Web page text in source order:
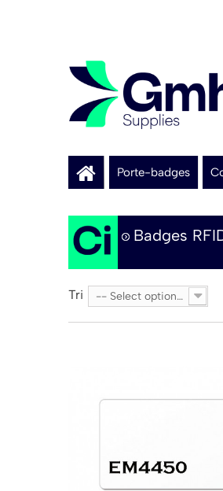
Porte-badges
Badges
Tri -- Select option --